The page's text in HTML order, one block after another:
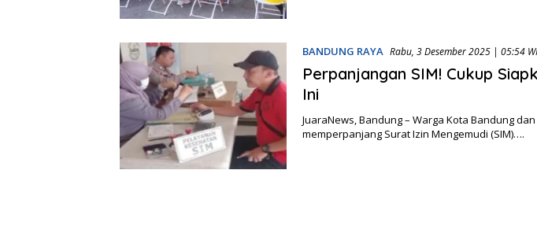
BANDUNG RAYA Rabu, 3 Desember 2025 | 05:54
Perpanjangan SIM! Cukup
Ini
JuaraNews, Bandung – Warga Kota Bandung
memperpanjang Surat Izin Mengemudi (SIM)….